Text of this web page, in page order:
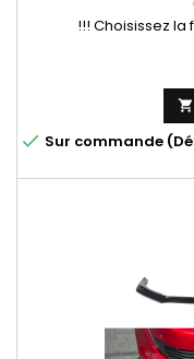
!!! Choisissez

 Sur commande